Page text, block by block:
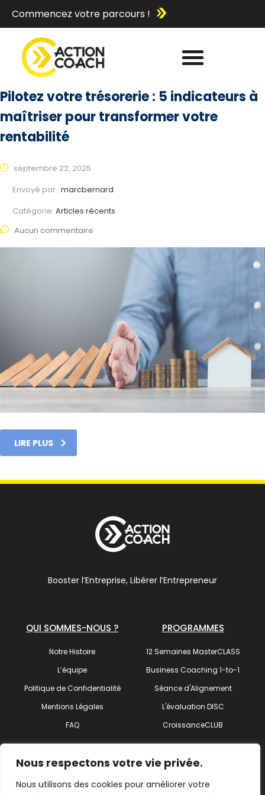
Nous respectons votre vie privée.
Nous utilisons des cookies pour améliorer votre
Commencez votre parcours !
Pilotez votre trésorerie : 5 indicateurs à
maîtriser pour transformer votre
rentabilité
septembre 22, 2025
Envoyé par : marcbernard
Catégorie: Articles récents
Aucun commentaire
LIRE PLUS
Booster l’Entreprise, Libérer l’Entrepreneur
QUI SOMMES-NOUS ?
Notre Histoire
L’équipe
Politique de Confidentialité
Mentions Légales
FAQ
PROGRAMMES
12 Semaines MasterCLASS
Business Coaching 1-to-1
Séance d'Alignement
L'évaluation DISC
CroissanceCLUB